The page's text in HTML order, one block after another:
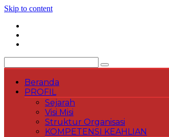
Skip to content
Beranda
PROFIL
Sejarah
Visi Misi
Struktur Organisasi
KOMPETENSI KEAHLIAN